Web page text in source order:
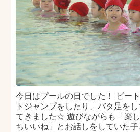
今日はプールの日でした！ ビー
トジャンプをしたり、バタ足を
てきました☆ 遊びながらも「楽
ちいいね」とお話しをしていた